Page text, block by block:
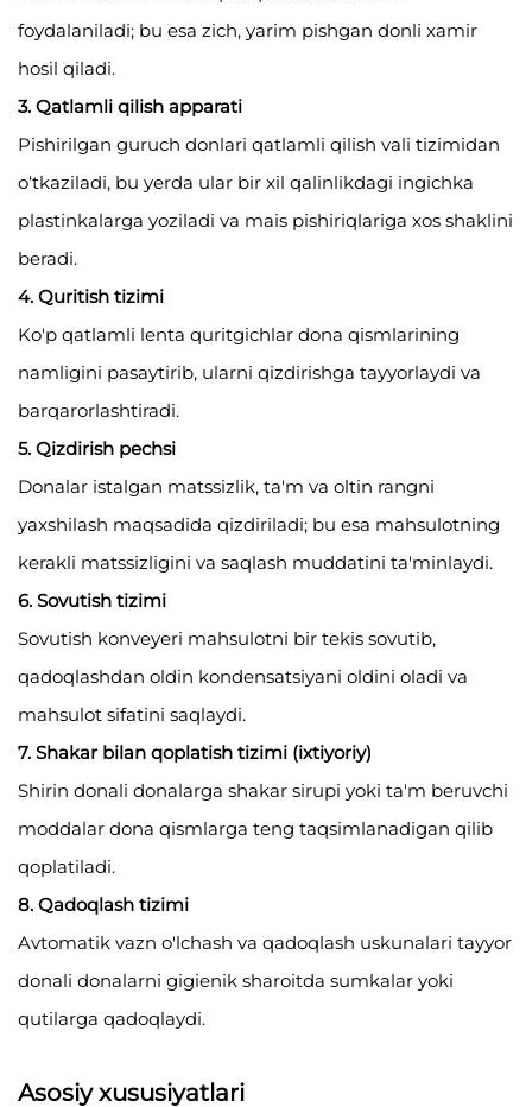
foydalaniladi; bu esa zich, yarim pishgan donli xamir
hosil qiladi.
3. Qatlamli qilish apparati
Pishirilgan guruch donlari qatlamli qilish vali tizimidan
o‘tkaziladi, bu yerda ular bir xil qalinlikdagi ingichka
plastinkalarga yoziladi va mais pishiriqlariga xos shaklini
beradi.
4. Quritish tizimi
Ko'p qatlamli lenta quritgichlar dona qismlarining
namligini pasaytirib, ularni qizdirishga tayyorlaydi va
barqarorlashtiradi.
5. Qizdirish pechsi
Donalar istalgan matssizlik, ta'm va oltin rangni
yaxshilash maqsadida qizdiriladi; bu esa mahsulotning
kerakli matssizligini va saqlash muddatini ta'minlaydi.
6. Sovutish tizimi
Sovutish konveyeri mahsulotni bir tekis sovutib,
qadoqlashdan oldin kondensatsiyani oldini oladi va
mahsulot sifatini saqlaydi.
7. Shakar bilan qoplatish tizimi (ixtiyoriy)
Shirin donali donalarga shakar sirupi yoki ta'm beruvchi
moddalar dona qismlarga teng taqsimlanadigan qilib
qoplatiladi.
8. Qadoqlash tizimi
Avtomatik vazn o'lchash va qadoqlash uskunalari tayyor
donali donalarni gigienik sharoitda sumkalar yoki
qutilarga qadoqlaydi.
Asosiy xususiyatlari